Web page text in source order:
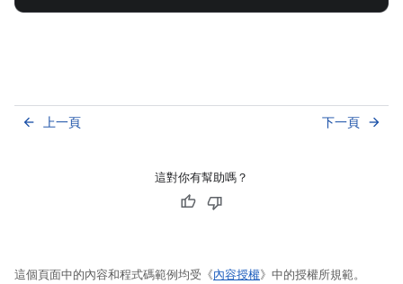
上一頁
arrow_back 下一頁 arrow_forward
這對你有幫助嗎？
這個頁面中的內容和程式碼範例均受《內容授權》中的授權所規範。